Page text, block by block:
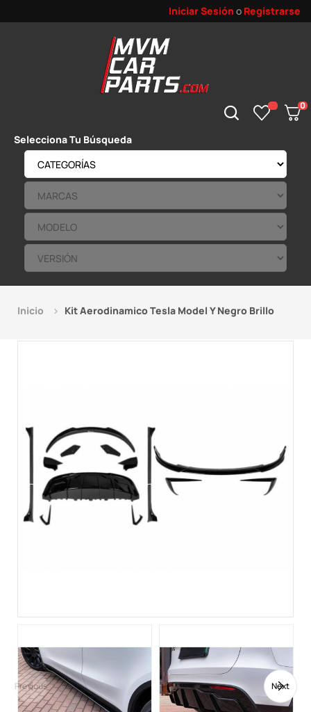
Iniciar Sesión o Registrarse
0
Selecciona Tu Búsqueda
Inicio Kit Aerodinamico Tesla Model Y Negro Brillo
Previous Next